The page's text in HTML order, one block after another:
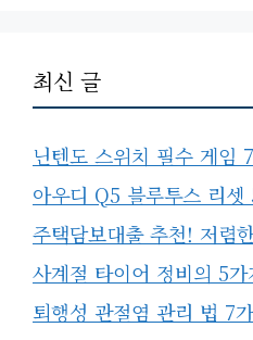
최신 글
닌텐도 스위치 필수 게임
아우디 Q5 블루투스 리셋
주택담보대출 추천! 저렴
사계절 타이어 정비의 5가
퇴행성 관절염 관리 법 7